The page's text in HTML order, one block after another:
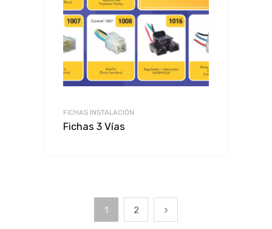
FICHAS INSTALACIÓN
Fichas 3 Vías
1 2